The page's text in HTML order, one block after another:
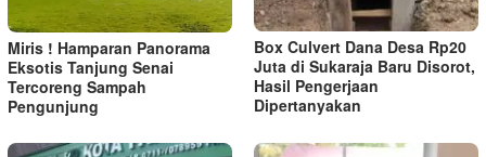
Miris ! Hamparan Panorama
Eksotis Tanjung Senai
Tercoreng Sampah
Pengunjung
Box Culvert Dana Desa Rp20
Juta di Sukaraja Baru Disorot,
Hasil Pengerjaan
Dipertanyakan